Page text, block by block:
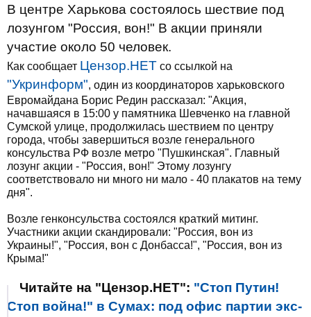
В центре Харькова состоялось шествие под
лозунгом "Россия, вон!" В акции приняли
участие около 50 человек.
Как сообщает Цензор.НЕТ со ссылкой на
"Укринформ", один из координаторов харьковского
Евромайдана Борис Редин рассказал: "Акция,
начавшаяся в 15:00 у памятника Шевченко на главной
Сумской улице, продолжилась шествием по центру
города, чтобы завершиться возле генерального
консульства РФ возле метро "Пушкинская". Главный
лозунг акции - "Россия, вон!" Этому лозунгу
соответствовало ни много ни мало - 40 плакатов на тему
дня".
Возле генконсульства состоялся краткий митинг.
Участники акции скандировали: "Россия, вон из
Украины!", "Россия, вон с Донбасса!", "Россия, вон из
Крыма!"
Читайте на "Цензор.НЕТ": "Стоп Путин!
Стоп война!" в Сумах: под офис партии экс-